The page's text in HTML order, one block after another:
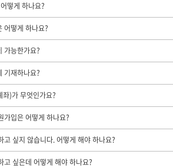
떻게 하나요?
어떻게 하나요?
가능한가요?
기재하나요?
)가 무엇인가요?
가입은 어떻게 하나요?
고 싶지 않습니다. 어떻게 해야 하나요?
고 싶은데 어떻게 해야 하나요?